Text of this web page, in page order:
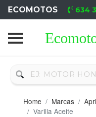
ECOMOTOS 634
Home
Nuevo
Neumáticos
Home Marcas
Varilla Aceite